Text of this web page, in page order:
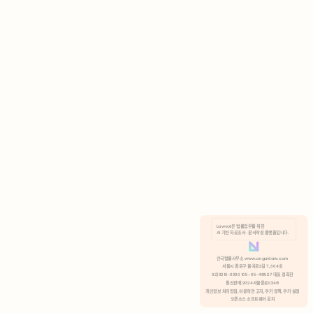
분석 쿠키 허용
Lawvot은 법률업무를 위한
AI 기반 자료조사 · 문서작성 플랫폼입니다.
안국법률사무소 www.anguklaw.com
서울시 종로구 율곡로2길 7, 304호
02)3210-3330 105-05-48527 대표 정희찬
통신판매 2024서울종로0248
개인정보 처리방침, 이용약관 고지, 쿠키 정책, 쿠키 설정
오픈소스 소프트웨어 공지